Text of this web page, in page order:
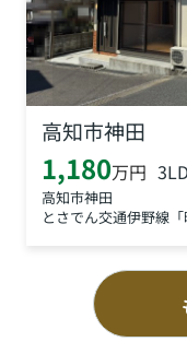
高知市神田
1,180万円
高知市神田
とさでん交通伊野線